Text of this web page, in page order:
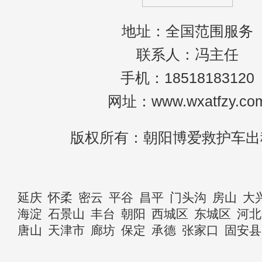
地址：全国范围服务
联系人：冯主任
手机：18518183120
网址：
版权所有：朝阳博爱救护车
延庆 怀柔 密云 平谷 昌平 门头沟 房山 大
海淀 石景山 丰台 朝阳 西城区 东城区 河
唐山 天津市 廊坊 保定 承德 张家口 固安县